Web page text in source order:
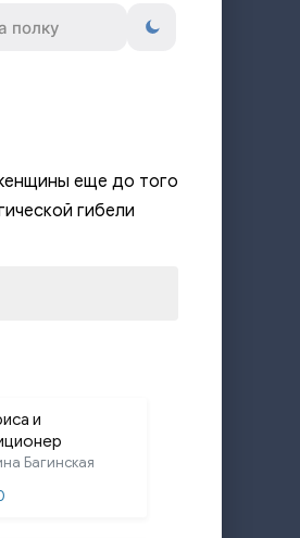
еще до того
гибели
и
Багинская